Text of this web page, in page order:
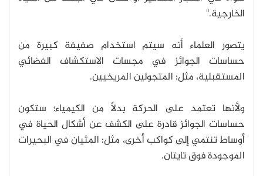
الخارجية."
يتصور العلماء أنه سيتم استخدام صفيفة كبيرة من
حساسات الجوائز في مجسات الاستكشاف الفضائي
المستقبلية، مثل: المتجولين المريخيين.
ولأنها تعتمد على الحركة بدلاً من الكيمياء؛ ستكون
حساسات الجوائز قادرة على الكشف عن أشكال الحياة في
أوساط تنتمي إلى كواكب أخرى، مثل: المثيان في البحيرات
الموجودة فوق تايتان.